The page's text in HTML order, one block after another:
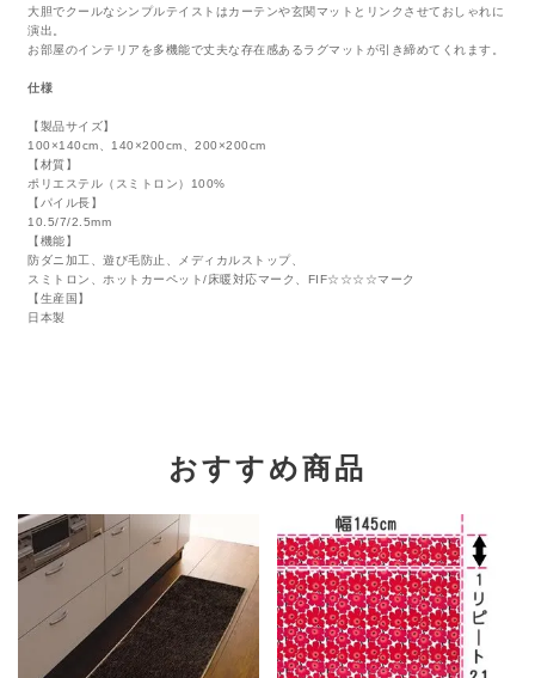
大胆でクールなシンプルテイストはカーテンや玄関マットとリンクさせておしゃれに
演出。
お部屋のインテリアを多機能で丈夫な存在感あるラグマットが引き締めてくれます。
仕様
【製品サイズ】
100×140cm、140×200cm、200×200cm
【材質】
ポリエステル（スミトロン）100%
【パイル長】
10.5/7/2.5mm
【機能】
防ダニ加工、遊び毛防止、メディカルストップ、
スミトロン、ホットカーペット/床暖対応マーク、FIF☆☆☆☆マーク
【生産国】
日本製
おすすめ商品